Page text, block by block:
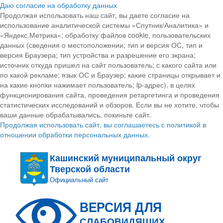
Даю согласие на обработку данных
Продолжая использовать наш сайт, вы даете согласие на
использование аналитической системы «Спутник/Аналитика» и
«Яндекс.Метрика»; обработку файлов cookie, пользовательских
данных (сведения о местоположении; тип и версия ОС, тип и
версия Браузера; тип устройства и разрешение его экрана;
источник откуда пришел на сайт пользователь; с какого сайта или
по какой рекламе; язык ОС и Браузер; какие страницы открывает и
на какие кнопки нажимает пользователь; ip-адрес). в целях
функционирования сайта, проведения ретаргетинга и проведения
статистических исследований и обзоров. Если вы не хотите, чтобы
ваши данные обрабатывались, покиньте сайт.
Продолжая использовать сайт, вы соглашаетесь с политикой в
отношении обработки персональных данных.